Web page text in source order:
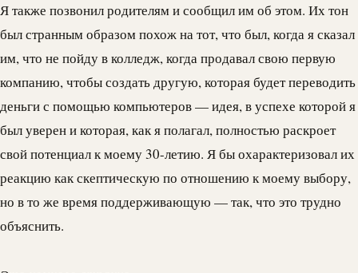
Я также позвонил родителям и сообщил им об этом. Их тон
был странным образом похож на тот, что был, когда я сказал
им, что не пойду в колледж, когда продавал свою первую
компанию, чтобы создать другую, которая будет переводить
деньги с помощью компьютеров — идея, в успехе которой я
был уверен и которая, как я полагал, полностью раскроет
свой потенциал к моему 30-летию. Я бы охарактеризовал их
реакцию как скептическую по отношению к моему выбору,
но в то же время поддерживающую — так, что это трудно
объяснить.